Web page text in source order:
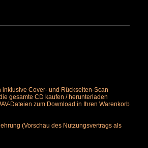
Cover- und Rückseiten-Scan
gesamte CD kaufen / herunterladen
Dateien zum Download in Ihren Warenkorb
(Vorschau des Nutzungsvertrags als